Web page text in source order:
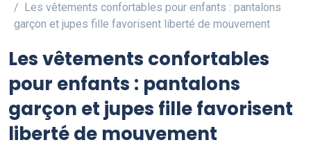
Les vêtements confortables pour enfants : pantalons
garçon et jupes fille favorisent liberté de mouvement
Les vêtements confortables
pour enfants : pantalons
garçon et jupes fille favorisent
liberté de mouvement